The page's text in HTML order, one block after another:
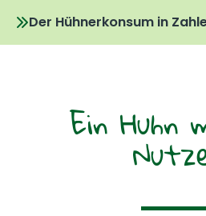
Der Hühnerkonsum in
Ein Huhn